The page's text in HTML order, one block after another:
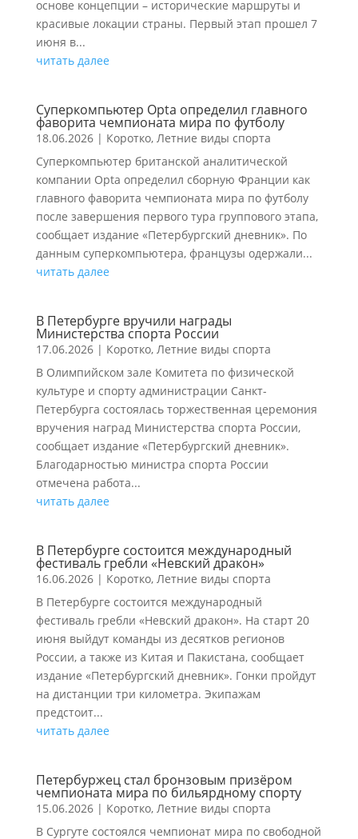
основе концепции – исторические маршруты и
красивые локации страны. Первый этап прошел 7
июня в...
читать далее
Суперкомпьютер Opta определил главного
фаворита чемпионата мира по футболу
18.06.2026| Коротко, Летние виды спорта
Суперкомпьютер британской аналитической
компании Opta определил сборную Франции как
главного фаворита чемпионата мира по футболу
после завершения первого тура группового этапа,
сообщает издание «Петербургский дневник». По
данным суперкомпьютера, французы одержали...
читать далее
В Петербурге вручили награды
Министерства спорта России
17.06.2026| Коротко, Летние виды спорта
В Олимпийском зале Комитета по физической
культуре и спорту администрации Санкт-
Петербурга состоялась торжественная церемония
вручения наград Министерства спорта России,
сообщает издание «Петербургский дневник».
Благодарностью министра спорта России
отмечена работа...
читать далее
В Петербурге состоится международный
фестиваль гребли «Невский дракон»
16.06.2026| Коротко, Летние виды спорта
В Петербурге состоится международный
фестиваль гребли «Невский дракон». На старт 20
июня выйдут команды из десятков регионов
России, а также из Китая и Пакистана, сообщает
издание «Петербургский дневник». Гонки пройдут
на дистанции три километра. Экипажам
предстоит...
читать далее
Петербуржец стал бронзовым призёром
чемпионата мира по бильярдному спорту
15.06.2026| Коротко, Летние виды спорта
В Сургуте состоялся чемпионат мира по свободной